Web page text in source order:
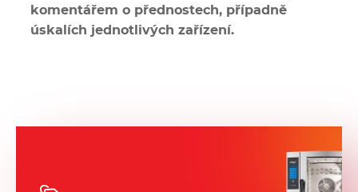
komentářem o přednostech, případně
úskalích jednotlivých zařízení.